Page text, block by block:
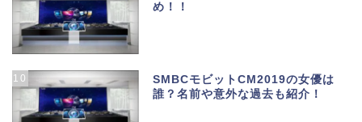
め！！
10
SMBCモビットCM2019の女優は
誰？名前や意外な過去も紹介！